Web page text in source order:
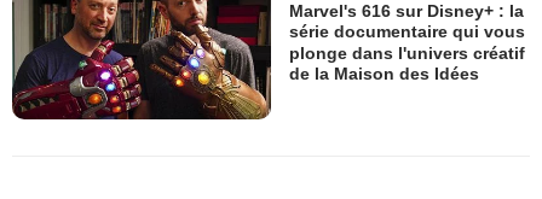
Marvel's 616 sur Disney+ : la
série documentaire qui vous
plonge dans l'univers créatif
de la Maison des Idées